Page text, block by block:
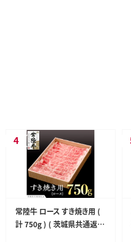
常陸牛 ロース すき焼き用 (
計 750g ) ( 茨城県共通返礼